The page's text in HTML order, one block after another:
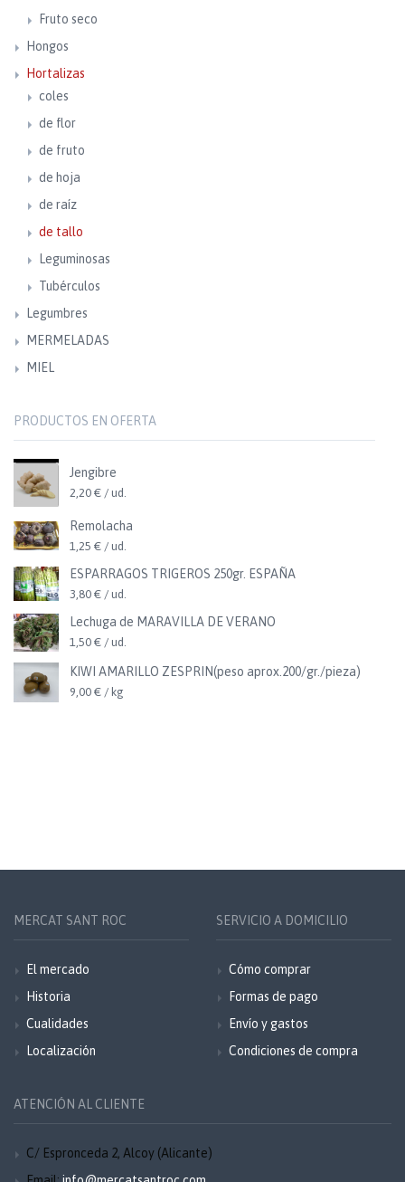
Fruto seco
Hongos
Hortalizas
coles
de flor
de fruto
de hoja
de raíz
de tallo
Leguminosas
Tubérculos
Legumbres
MERMELADAS
MIEL
PRODUCTOS EN OFERTA
Jengibre
2,20 € / ud.
Remolacha
1,25 € / ud.
ESPARRAGOS TRIGEROS 250gr. ESPAÑA
3,80 € / ud.
Lechuga de MARAVILLA DE VERANO
1,50 € / ud.
KIWI AMARILLO ZESPRIN(peso aprox.200/gr./pieza)
9,00 € / kg
MERCAT SANT ROC
El mercado
Historia
Cualidades
Localización
SERVICIO A DOMICILIO
Cómo comprar
Formas de pago
Envío y gastos
Condiciones de compra
ATENCIÓN AL CLIENTE
C/ Espronceda 2, Alcoy (Alicante)